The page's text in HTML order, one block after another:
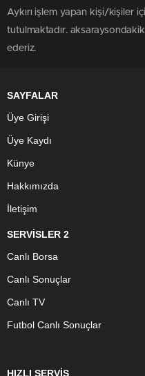
Aykırı işlem yapan kişi/kişiler
tutulmaktadır.
ederiz.
SAYFALAR
Üye Girişi
Üye Kaydı
Künye
Hakkımızda
İletişim
SERVİSLER 2
Canlı Borsa
Canlı Sonuçlar
Canlı TV
Futbol Canlı Sonuçlar
HIZLI SERVİS